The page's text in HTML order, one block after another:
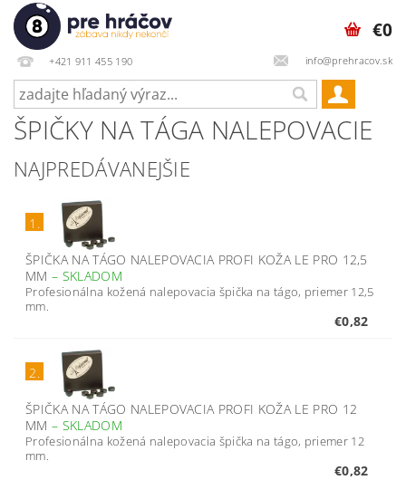
+421 911 455 190 info@prehracov.sk
€0
ŠPIČKY NA TÁGA NALEPOVACIE
NAJPREDÁVANEJŠIE
1.
ŠPIČKA NA TÁGO NALEPOVACIA PROFI KOŽA LE PRO 12,5
MM– SKLADOM
Profesionálna kožená nalepovacia špička na tágo, priemer 12,5
mm.
€0,82
2.
ŠPIČKA NA TÁGO NALEPOVACIA PROFI KOŽA LE PRO 12
MM– SKLADOM
Profesionálna kožená nalepovacia špička na tágo, priemer 12
mm.
€0,82